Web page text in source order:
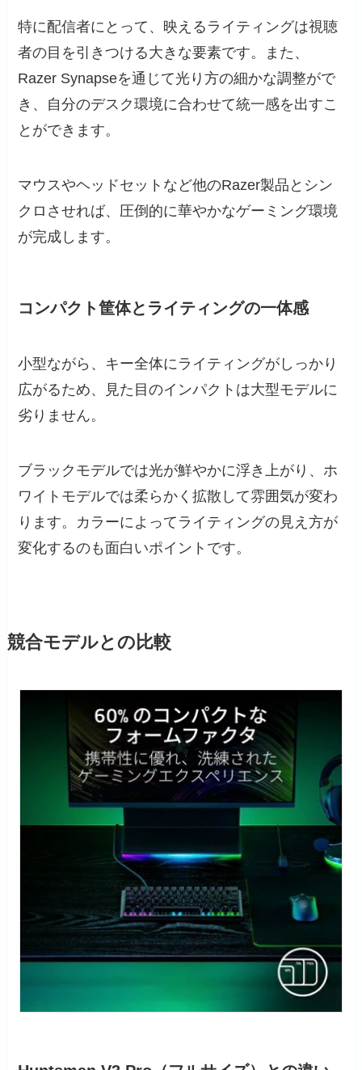
特に配信者にとって、映えるライティングは視聴
者の目を引きつける大きな要素です。また、
Razer Synapseを通じて光り方の細かな調整がで
き、自分のデスク環境に合わせて統一感を出すこ
とができます。
マウスやヘッドセットなど他のRazer製品とシン
クロさせれば、圧倒的に華やかなゲーミング環境
が完成します。
コンパクト筐体とライティングの一体感
小型ながら、キー全体にライティングがしっかり
広がるため、見た目のインパクトは大型モデルに
劣りません。
ブラックモデルでは光が鮮やかに浮き上がり、ホ
ワイトモデルでは柔らかく拡散して雰囲気が変わ
ります。カラーによってライティングの見え方が
変化するのも面白いポイントです。
競合モデルとの比較